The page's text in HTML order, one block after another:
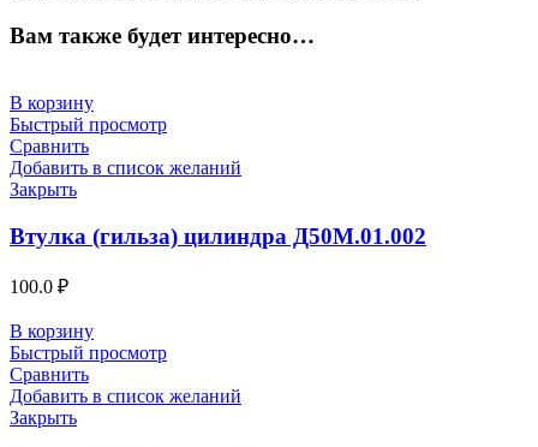
Вам также будет интересно…
В корзину
Быстрый просмотр
Сравнить
Добавить в список желаний
Закрыть
Втулка (гильза) цилиндра Д50М.01.002
100.0 ₽
В корзину
Быстрый просмотр
Сравнить
Добавить в список желаний
Закрыть